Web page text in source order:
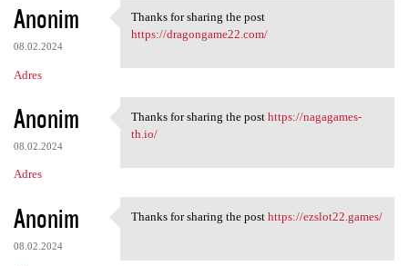
Anonim
08.02.2024
Adres
Thanks for sharing the post
Thanks for sharing the post
https://dragongame22.com/
Anonim
08.02.2024
Adres
Thanks for sharing the post
Thanks for sharing the post https://nagagames-
th.io/
Anonim
08.02.2024
Thanks for sharing the post
Thanks for sharing the post https://ezslot22.games/